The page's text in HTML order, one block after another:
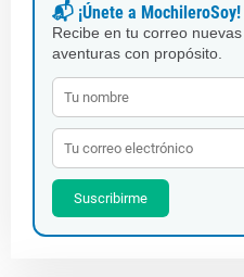
📬 ¡Únete a MochileroSoy!
Recibe en tu correo
aventuras con propósito.
Suscribirme